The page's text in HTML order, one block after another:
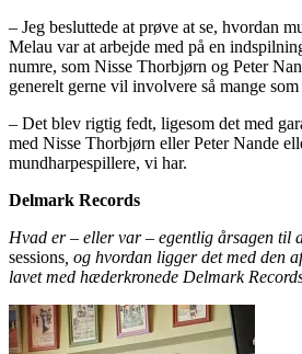
– Jeg besluttede at prøve at se, hvordan
Melau var at arbejde med på en
numre, som Nisse Thorbjørn og Peter
generelt gerne vil involvere så mange
– Det blev rigtig fedt, ligesom det med
med Nisse Thorbjørn eller Peter Nande
mundharpespillere, vi har.
Delmark Records
Hvad er – eller var – egentlig årsagen til
sessions , og hvordan ligger det med den
lavet med hæderkronede Delmark